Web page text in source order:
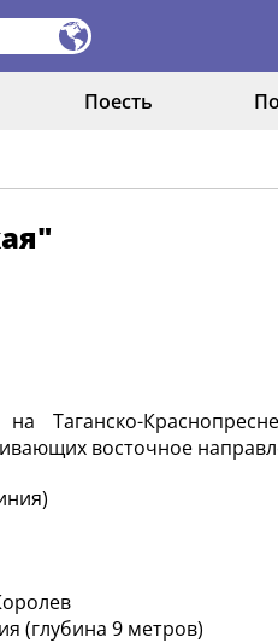
Поесть
Таганско-
восточное
(глубина 9 метров)